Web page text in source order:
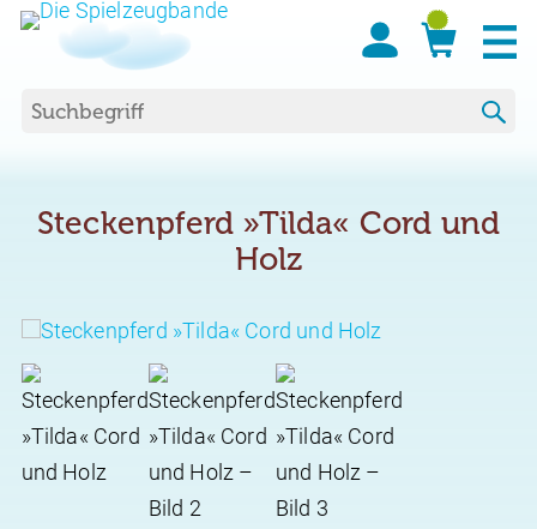
Steckenpferd »Tilda« Cord und
Holz